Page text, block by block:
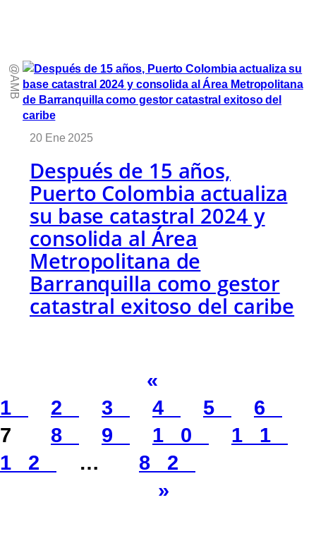
@AMB
20 Ene 2025
Después de 15 años,
Puerto Colombia actualiza
su base catastral 2024 y
consolida al Área
Metropolitana de
Barranquilla como gestor
catastral exitoso del caribe
«
1
2 3 4 5
6
7
8 9 10
11
12
…
82
»